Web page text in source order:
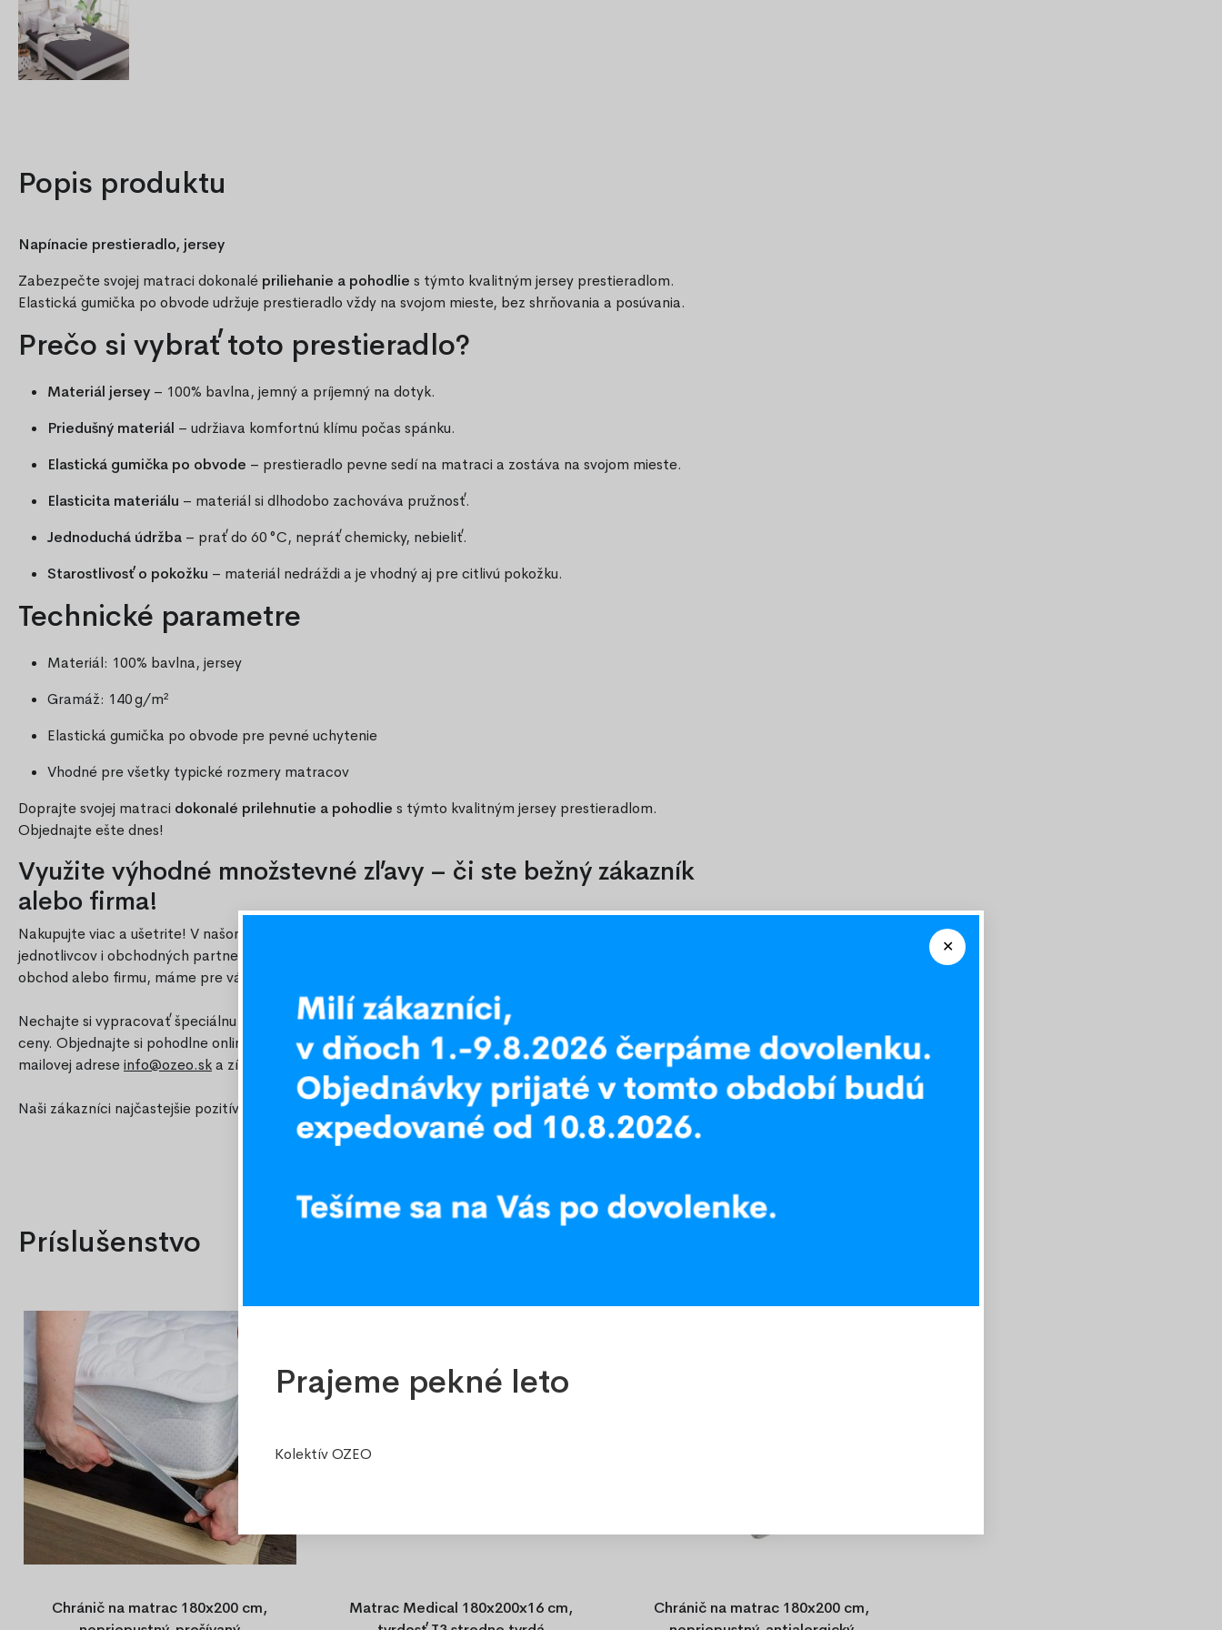
Popis produktu
Napínacie prestieradlo, jersey
Zabezpečte svojej matraci dokonalé priliehanie a pohodlie s týmto kvalitným jersey prestieradlom.
Elastická gumička po obvode udržuje prestieradlo vždy na svojom mieste, bez shrňovania a posúvania.
Prečo si vybrať toto prestieradlo?
Materiál jersey – 100% bavlna, jemný a príjemný na dotyk.
Priedušný materiál – udržiava komfortnú klímu počas spánku.
Elastická gumička po obvode – prestieradlo pevne sedí na matraci a zostáva na svojom mieste.
Elasticita materiálu – materiál si dlhodobo zachováva pružnosť.
Jednoduchá údržba – prať do 60 °C, nepráť chemicky, nebieliť.
Starostlivosť o pokožku – materiál nedráždi a je vhodný aj pre citlivú pokožku.
Technické parametre
Materiál: 100% bavlna, jersey
Gramáž: 140 g/m²
Elastická gumička po obvode pre pevné uchytenie
Vhodné pre všetky typické rozmery matracov
Doprajte svojej matraci dokonalé prilehnutie a pohodlie s týmto kvalitným jersey prestieradlom.
Objednajte ešte dnes!
Využite výhodné množstevné zľavy – či ste bežný zákazník
alebo firma!
Nakupujte viac a ušetrite! V našom e-shope ponúkame atraktívne množstevné zľavy pre všetkých –
jednotlivcov i obchodných partnerov. Či už vyberáte pre domácnosť, alebo potrebujete zásobiť svoj
obchod alebo firmu, máme pre vás výhodné ceny pri väčších odberoch.
Nechajte si vypracovať špeciálnu ponuku presne na mieru vašim potrebám a využite naše najlepšie
ceny. Objednajte si pohodlne online a tešte sa na skvelý pomer ceny a kvality. Kontaktujte nás na e-
mailovej adreseinfo@ozeo.ska získajte výhodnú ponuku.
Naši zákazníci najčastejšie pozitívne hodnotia Rýchle doručenie Ceny . Zobraziť na
Príslušenstvo
Chránič na matrac 180x200 cm,
Matrac Medical 180x200x16 cm,
Chránič na matrac 180x200 cm,
Prajeme pekné leto
Kolektív OZEO